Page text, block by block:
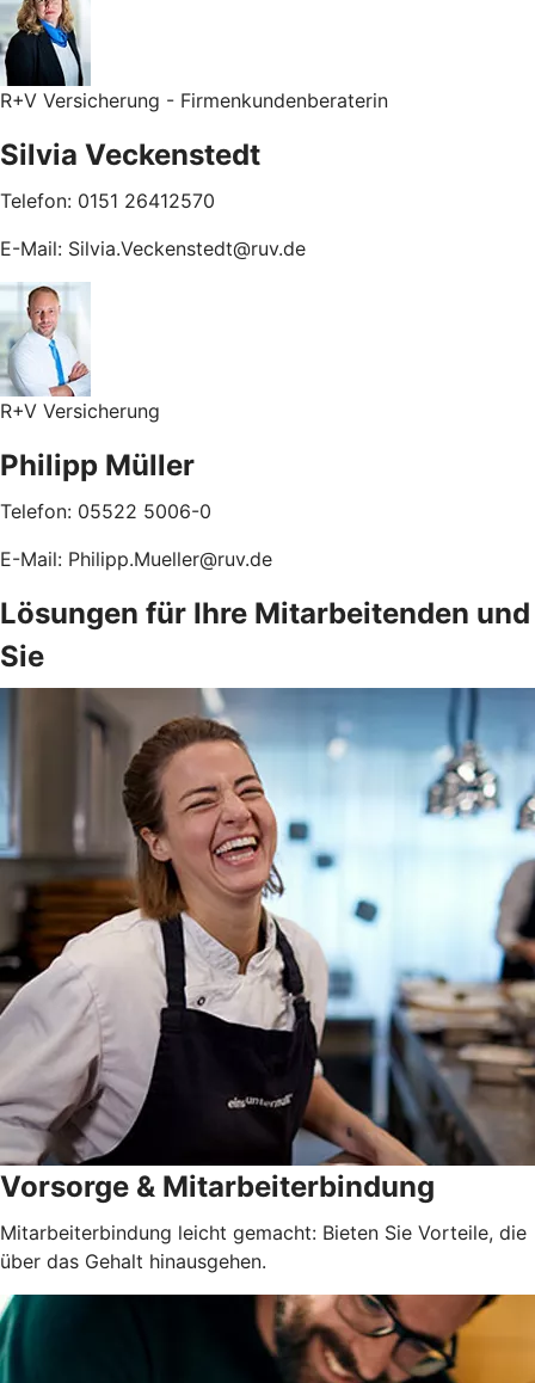
R+V Versicherung - Firmenkundenberaterin
Silvia Veckenstedt
Telefon: 0151 26412570
E-Mail: Silvia.Veckenstedt@ruv.de
R+V Versicherung
Philipp Müller
Telefon: 05522 5006-0
E-Mail: Philipp.Mueller@ruv.de
Lösungen für Ihre Mitarbeitenden und
Sie
Vorsorge & Mitarbeiterbindung
Mitarbeiterbindung leicht gemacht: Bieten Sie Vorteile, die
über das Gehalt hinausgehen.